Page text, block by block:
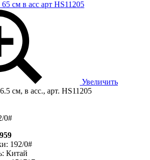
Увеличить
см, в асс., арт. HS11205
0#
192/0#
Китай